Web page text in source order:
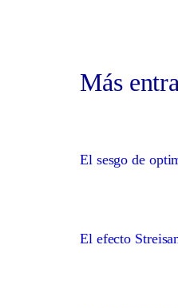
Más
El sesgo de
El efecto